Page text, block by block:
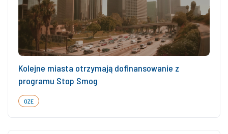
Kolejne miasta otrzymają dofinansowanie z
programu Stop Smog
OZE